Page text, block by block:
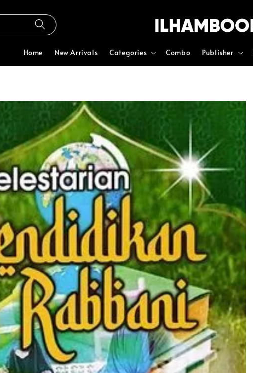
Home New Arrivals Categories Combo Publisher